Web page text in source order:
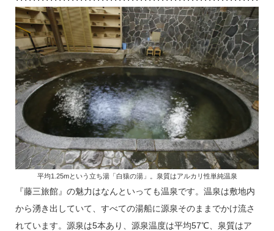
平均1.25mという立ち湯「白猿の湯」。泉質はアルカリ性単純温泉
『藤三旅館』の魅力はなんといっても温泉です。温泉は敷地内
から湧き出していて、すべての湯船に源泉そのままでかけ流さ
れています。源泉は5本あり、源泉温度は平均57℃、泉質はア